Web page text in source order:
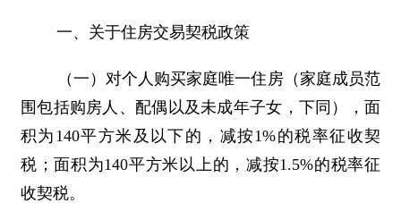
一、关于住房交易契税政策
（一）对个人购买家庭唯一住房（家庭成员范
围包括购房人、配偶以及未成年子女，下同），面
积为140平方米及以下的，减按1%的税率征收契
税；面积为140平方米以上的，减按1.5%的税率征
收契税。